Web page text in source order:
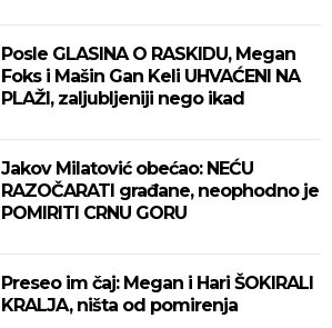
Posle GLASINA O RASKIDU, Megan
Foks i Mašin Gan Keli UHVAĆENI NA
PLAŽI, zaljubljeniji nego ikad
Jakov Milatović obećao: NEĆU
RAZOČARATI građane, neophodno je
POMIRITI CRNU GORU
Preseo im čaj: Megan i Hari ŠOKIRALI
KRALJA, ništa od pomirenja